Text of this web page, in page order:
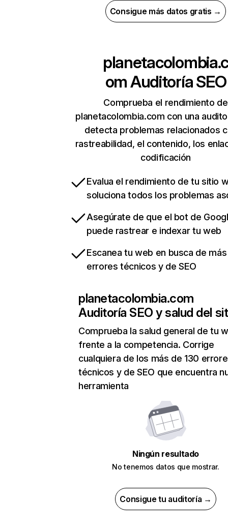
Consigue más datos gratis →
omAuditoría SEO
Comprueba el rendimiento de
planetacolombia.com con una
detecta problemas relacionados
rastreabilidad, el contenido, los
codificación
Evalua el rendimiento de tu sitio
soluciona todos los problemas
Asegúrate de que el bot de
puede rastrear e indexar tu web
Escanea tu web en busca de
errores técnicos y de SEO
planetacolombia.com
Auditoría SEO y salud del
Comprueba la salud general de tu
frente a la competencia. Corrige
cualquiera de los más de 130
técnicos y de SEO que encuentra
herramienta
Ningún resultado
No tenemos datos que mostrar.
Consigue tu auditoría →